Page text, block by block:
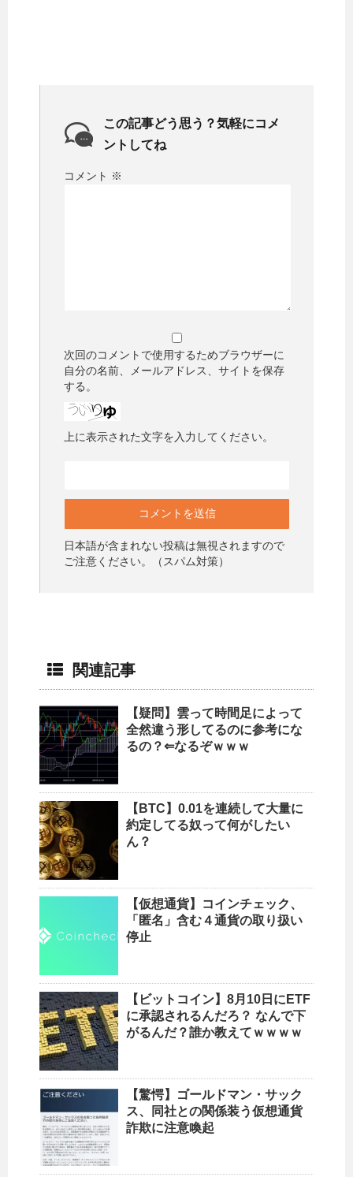
この記事どう思う？気軽にコメ
ントしてね
コメント ※
次回のコメントで使用するためブラウザーに
自分の名前、メールアドレス、サイトを保存
する。
上に表示された文字を入力してください。
日本語が含まれない投稿は無視されますので
ご注意ください。（スパム対策）
関連記事
【疑問】雲って時間足によって
全然違う形してるのに参考にな
るの？⇐なるぞｗｗｗ
【BTC】0.01を連続して大量に
約定してる奴って何がしたい
ん？
【仮想通貨】コインチェック、
「匿名」含む４通貨の取り扱い
停止
【ビットコイン】8月10日にETF
に承認されるんだろ？ なんで下
がるんだ？誰か教えてｗｗｗｗ
【驚愕】ゴールドマン・サック
ス、同社との関係装う仮想通貨
詐欺に注意喚起